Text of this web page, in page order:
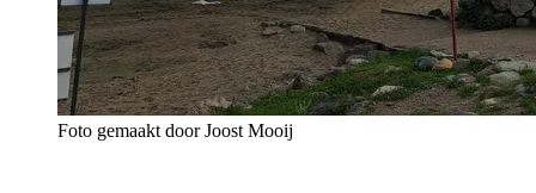
Foto gemaakt door Joost Mooij